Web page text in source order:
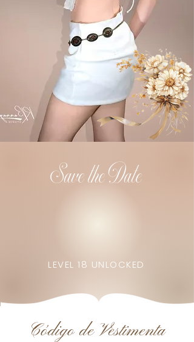
Save the Date
LEVEL 18 UNLOCKED
Código de Vestimenta